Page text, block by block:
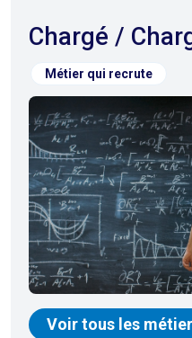
Chargé /
Métier qui recrute
Voir tous les